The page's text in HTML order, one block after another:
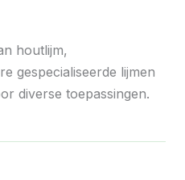
houtlijm,
gespecialiseerde lijmen
diverse toepassingen.